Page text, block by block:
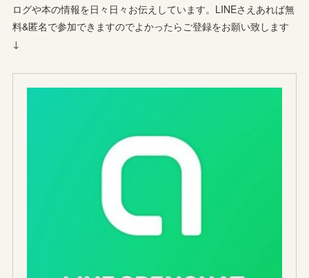
ログや本の情報を日々日々お伝えしています。LINEさえあれば無
料&匿名で参加できますのでよかったらご登録をお願い致します
↓